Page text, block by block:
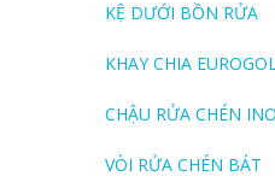
KỆ DƯỚI BỒN RỬA
KHAY CHIA
CHẬU RỬA CHÉN
VÒI RỬA CHÉN BÁT